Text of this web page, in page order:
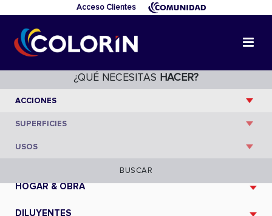
Acceso Clientes
¿QUÉ NECESITAS HACER?
BUSCAR
HOGAR & OBRA
DILUYENTES